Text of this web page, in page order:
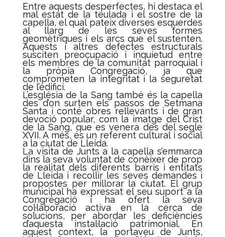
Entre aquests desperfectes, hi destaca el
mal estat de la teulada i el sostre de la
capella, el qual pateix diverses esquerdes
al llarg de les seves formes
geomètriques i els arcs que el sustenten.
Aquests i altres defectes estructurals
susciten preocupació i inquietud entre
els membres de la comunitat parroquial i
la pròpia Congregació, ja que
comprometen la integritat i la seguretat
de l’edifici.
L’església de la Sang també és la capella
des d’on surten els passos de Setmana
Santa i conté obres rellevants i de gran
devoció popular, com la imatge del Crist
de la Sang, que es venera des del segle
XVII. A més, és un referent cultural i social
a la ciutat de Lleida.
La visita de Junts a la capella s’emmarca
dins la seva voluntat de conèixer de prop
la realitat dels diferents barris i entitats
de Lleida i recollir les seves demandes i
propostes per millorar la ciutat. El grup
municipal ha expressat el seu suport a la
Congregació i ha ofert la seva
col·laboració activa en la cerca de
solucions, per abordar les deficiències
d’aquesta instal·lació patrimonial. En
aquest context, la portaveu de Junts,